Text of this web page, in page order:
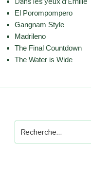
El Porompompero
Gangnam Style
Madrileno
The Final Countdown
The Water is Wide